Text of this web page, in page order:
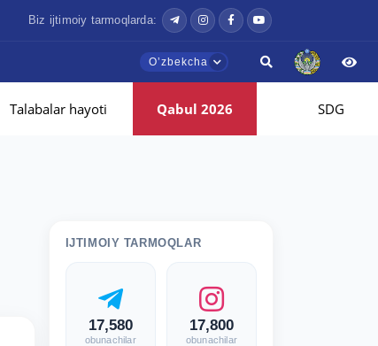
Biz ijtimoiy tarmoqlarda:
Oʼzbekcha
Talabalar hayoti Qabul 2026 SDG
IJTIMOIY TARMOQLAR
17,580
obunachilar
17,800
obunachilar